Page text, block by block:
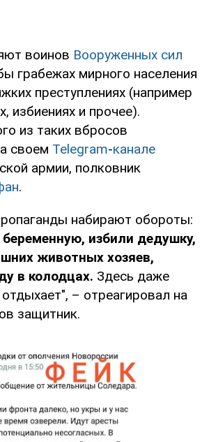
воинов Вооруженных сил
грабежах мирного населения
преступлениях (например
избиениях и прочее).
из таких вбросов
своем Telegram-канале
армии, полковник
.
набирают обороты:
избили дедушку,
животных хозяев,
в колодцах. Здесь даже
– отреагировал на
защитник.